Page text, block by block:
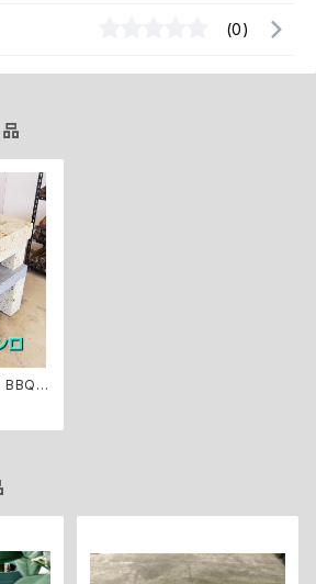
(0)
コ